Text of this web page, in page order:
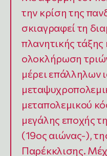
την κρίση της
σκιαγραφεί τη
πλανητικής τάξης
ολοκλήρωση
μέρει επάλληλων
μεταπολεμικού
μεγάλης εποχής
(19ος αιώνας-),
Παρέκκλισης.